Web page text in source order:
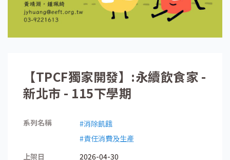
【TPCF獨家開發】:永續飲食家 -
新北市 - 115下學期
系列名稱
#消除飢餓
#責任消費及生產
上架日
2026-04-30